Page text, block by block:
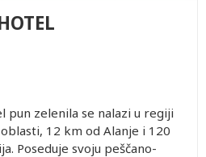
pun zelenila se nalazi u regiji
12 km od Alanje i 120
Poseduje svoju peščano-